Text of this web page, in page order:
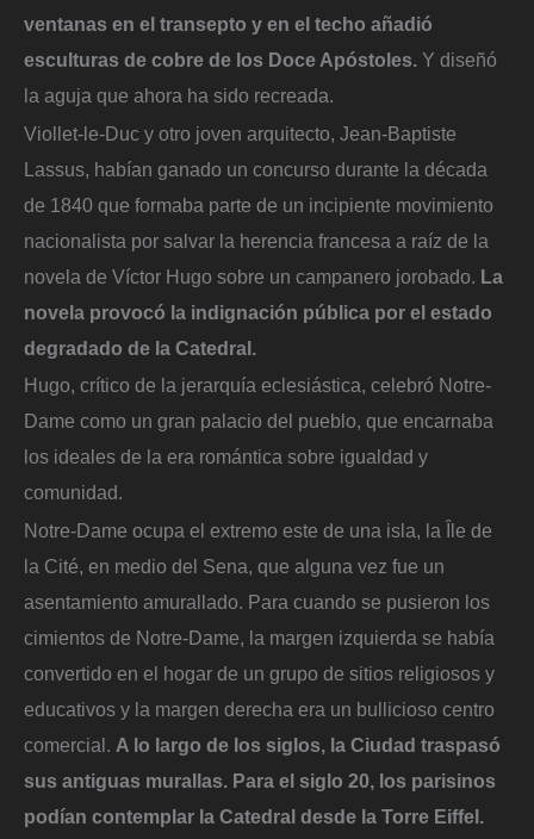
ventanas en el transepto y en el techo añadió
esculturas de cobre de los Doce Apóstoles. Y diseñó
la aguja que ahora ha sido recreada.
Viollet-le-Duc y otro joven arquitecto, Jean-Baptiste
Lassus, habían ganado un concurso durante la década
de 1840 que formaba parte de un incipiente movimiento
nacionalista por salvar la herencia francesa a raíz de la
novela de Víctor Hugo sobre un campanero jorobado. La
novela provocó la indignación pública por el estado
degradado de la Catedral.
Hugo, crítico de la jerarquía eclesiástica, celebró Notre-
Dame como un gran palacio del pueblo, que encarnaba
los ideales de la era romántica sobre igualdad y
comunidad.
Notre-Dame ocupa el extremo este de una isla, la Île de
la Cité, en medio del Sena, que alguna vez fue un
asentamiento amurallado. Para cuando se pusieron los
cimientos de Notre-Dame, la margen izquierda se había
convertido en el hogar de un grupo de sitios religiosos y
educativos y la margen derecha era un bullicioso centro
comercial. A lo largo de los siglos, la Ciudad traspasó
sus antiguas murallas. Para el siglo 20, los parisinos
podían contemplar la Catedral desde la Torre Eiffel.